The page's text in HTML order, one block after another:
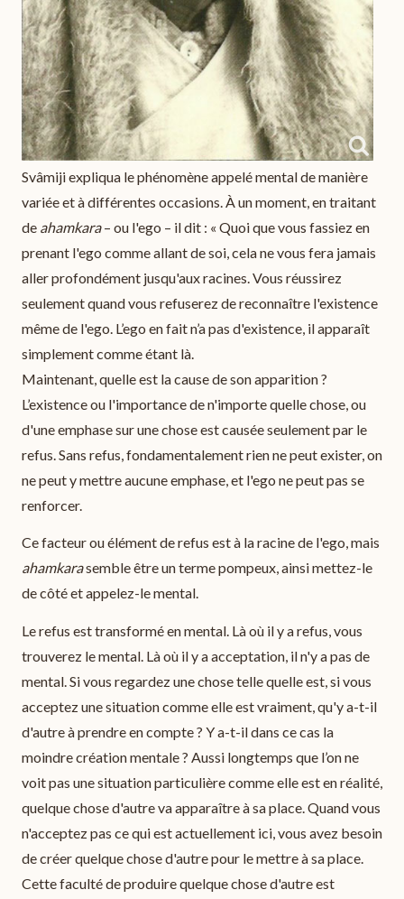
Svâmiji expliqua le phénomène appelé mental de manière
variée et à différentes occasions. À un moment, en traitant
de ahamkara– ou l'ego – il dit : « Quoi que vous fassiez en
prenant l'ego comme allant de soi, cela ne vous fera jamais
aller profondément jusqu'aux racines. Vous réussirez
seulement quand vous refuserez de reconnaître l'existence
même de l'ego. L’ego en fait n’a pas d'existence, il apparaît
simplement comme étant là.
Maintenant, quelle est la cause de son apparition ?
L’existence ou l'importance de n'importe quelle chose, ou
d'une emphase sur une chose est causée seulement par le
refus. Sans refus, fondamentalement rien ne peut exister, on
ne peut y mettre aucune emphase, et l'ego ne peut pas se
renforcer.
Ce facteur ou élément de refus est à la racine de l'ego, mais
ahamkarasemble être un terme pompeux, ainsi mettez-le
de côté et appelez-le mental.
Le refus est transformé en mental. Là où il y a refus, vous
trouverez le mental. Là où il y a acceptation, il n'y a pas de
mental. Si vous regardez une chose telle quelle est, si vous
acceptez une situation comme elle est vraiment, qu'y a-t-il
d'autre à prendre en compte ? Y a-t-il dans ce cas la
moindre création mentale ? Aussi longtemps que l’on ne
voit pas une situation particulière comme elle est en réalité,
quelque chose d'autre va apparaître à sa place. Quand vous
n'acceptez pas ce qui est actuellement ici, vous avez besoin
de créer quelque chose d'autre pour le mettre à sa place.
Cette faculté de produire quelque chose d'autre est